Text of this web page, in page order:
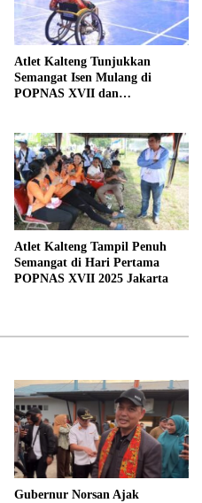
Atlet Kalteng Tunjukkan
Semangat Isen Mulang di
POPNAS XVII dan
Atlet Kalteng Tampil Penuh
Semangat di Hari Pertama
POPNAS XVII 2025 Jakarta
Gubernur Norsan Ajak